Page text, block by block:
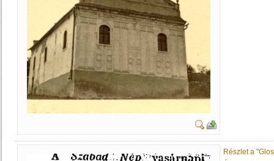
Részlet a